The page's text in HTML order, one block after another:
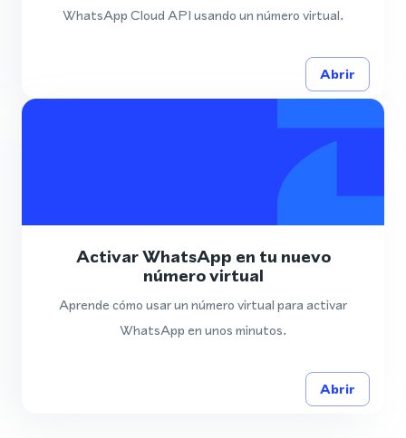
WhatsApp Cloud API usando un número virtual.
Abrir
Activar WhatsApp en tu nuevo
número virtual
Aprende cómo usar un número virtual para activar
WhatsApp en unos minutos.
Abrir